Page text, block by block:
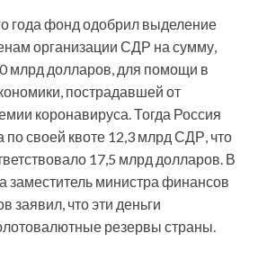
года фонд одобрил выделение
организации СДР на сумму,
млрд долларов, для помощи в
пострадавшей от
коронавируса. Тогда Россия
по своей квоте 12,3 млрд СДР, что
17,5 млрд долларов. В
заместитель министра финансов
заявил, что эти деньги
резервы страны.